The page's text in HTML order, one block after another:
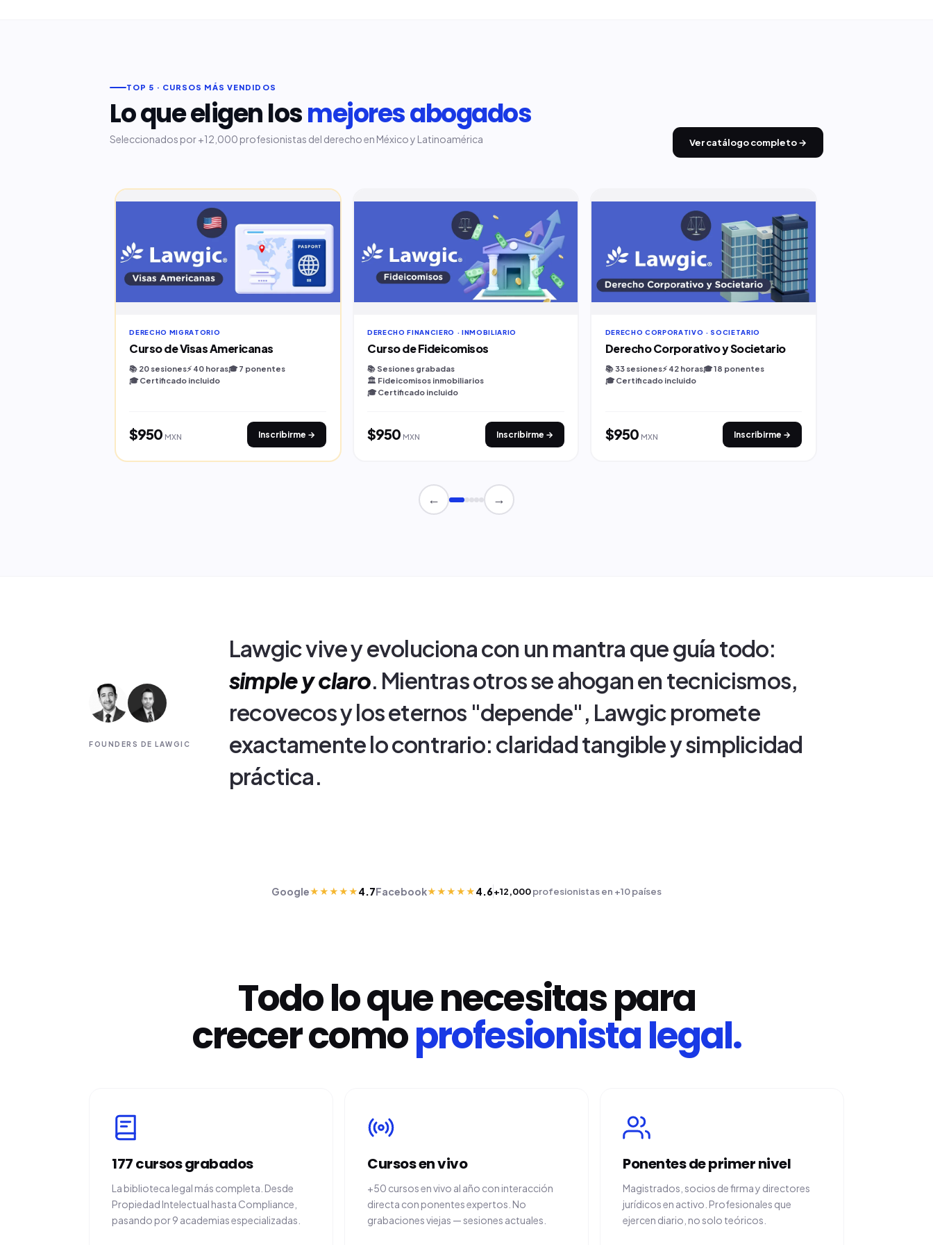
TOP 5 · CURSOS MÁS VENDIDOS
Lo que eligen losmejores abogados
Seleccionados por +12,000 profesionistas del derecho en México y Latinoamérica Ver catálogo completo →
DERECHO MIGRATORIO
Curso de Visas Americanas
📚 20 sesiones⚡ 40 horas🎓 7 ponentes
🎓 Certificado incluido
$950 MXN Inscribirme →
DERECHO FINANCIERO · INMOBILIARIO
Curso de Fideicomisos
📚 Sesiones grabadas
🏛️ Fideicomisos inmobiliarios
🎓 Certificado incluido
$950 MXN Inscribirme →
DERECHO CORPORATIVO · SOCIETARIO
Derecho Corporativo y Societario
📚 33 sesiones⚡ 42 horas🎓 18 ponentes
🎓 Certificado incluido
$950 MXN Inscribirme →
← →
FOUNDERS DE LAWGIC
Lawgic vive y evoluciona con un mantra que guía todo:
simple y claro. Mientras otros se ahogan en tecnicismos,
recovecos y los eternos "depende", Lawgic promete
exactamente lo contrario: claridad tangible y simplicidad
práctica.
Google★★★★★4.7Facebook★★★★★4.6+12,000profesionistas en +10 países
Todo lo que necesitas para
crecer comoprofesionista legal.
177 cursos grabados
La biblioteca legal más completa. Desde
Propiedad Intelectual hasta Compliance,
pasando por 9 academias especializadas.
Cursos en vivo
+50 cursos en vivo al año con interacción
directa con ponentes expertos. No
grabaciones viejas — sesiones actuales.
Ponentes de primer nivel
Magistrados, socios de firma y directores
jurídicos en activo. Profesionales que
ejercen diario, no solo teóricos.